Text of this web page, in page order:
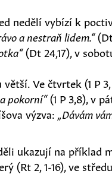
nedělí vybízí k
a nestraň lidem.“(Dt
(Dt 24,17), v
Ve čtvrtek (1 P 3,
pokorní“(1 P 3,8), v
výzva: „Dávám
ukazují na příklad
(Rt 2, 1-16), ve